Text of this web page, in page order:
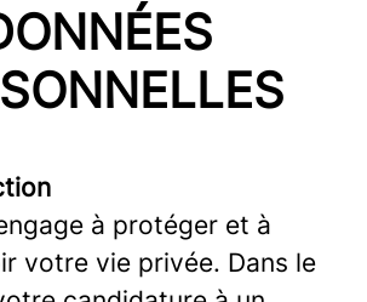
à protéger et à
votre vie privée. Dans le